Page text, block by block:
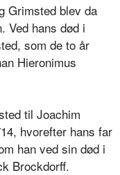
Grimsted blev da
Ved hans død i
som de to år
Hieronimus
til Joachim
hvorefter hans far
han ved sin død i
Brockdorff.